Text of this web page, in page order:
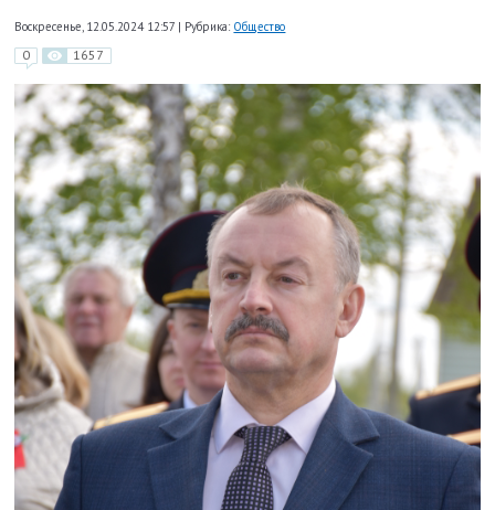
Воскресенье, 12.05.2024 12:57 | Рубрика: Общество
0 1657